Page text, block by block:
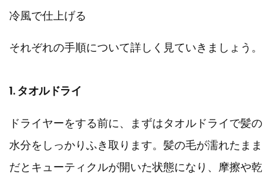
冷風で仕上げる
それぞれの手順について詳しく見ていきましょう。
1. タオルドライ
ドライヤーをする前に、まずはタオルドライで髪の
水分をしっかりふき取ります。髪の毛が濡れたまま
だとキューティクルが開いた状態になり、摩擦や乾